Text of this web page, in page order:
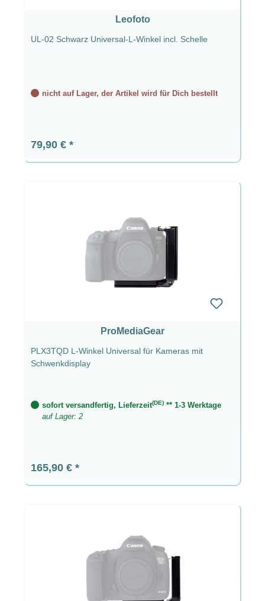
Leofoto
UL-02 Schwarz Universal-L-Winkel incl. Schelle
nicht auf Lager, der Artikel wird für Dich bestellt
Regulärer Preis:
79,90 €
ProMediaGear
PLX3TQD L-Winkel Universal für Kameras mit
Schwenkdisplay
sofort versandfertig, Lieferzeit(DE) ** 1-3 Werktage
auf Lager: 2
Regulärer Preis:
165,90 €